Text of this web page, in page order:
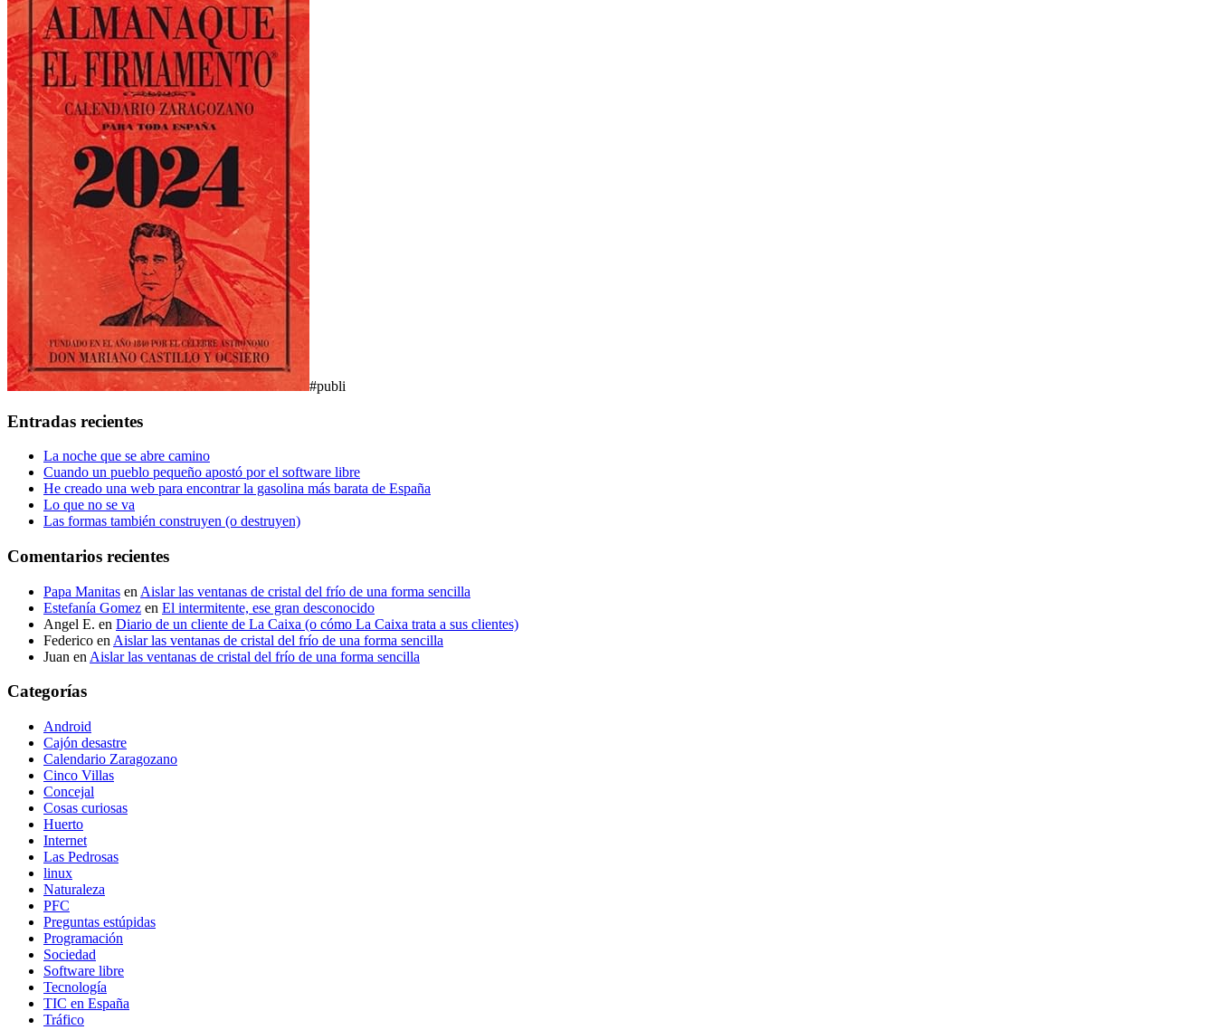
#publi
Entradas recientes
La noche que se abre camino
Cuando un pueblo pequeño apostó por el software libre
He creado una web para encontrar la gasolina más barata de España
Lo que no se va
Las formas también construyen (o destruyen)
Comentarios recientes
Papa Manitas en Aislar las ventanas de cristal del frío de una forma sencilla
Estefanía Gomez en El intermitente, ese gran desconocido
Angel E. en Diario de un cliente de La Caixa (o cómo La Caixa trata a sus clientes)
Federico en Aislar las ventanas de cristal del frío de una forma sencilla
Juan en Aislar las ventanas de cristal del frío de una forma sencilla
Categorías
Android
Cajón desastre
Calendario Zaragozano
Cinco Villas
Concejal
Cosas curiosas
Huerto
Internet
Las Pedrosas
linux
Naturaleza
PFC
Preguntas estúpidas
Programación
Sociedad
Software libre
Tecnología
TIC en España
Tráfico